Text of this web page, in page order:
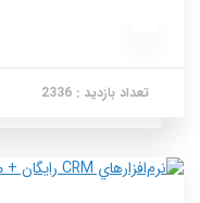
تعداد بازدید : 2336